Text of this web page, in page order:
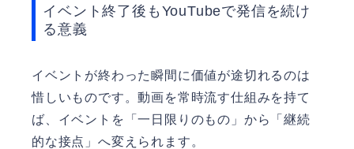
イベント終了後もYouTubeで発信を続け
る意義
イベントが終わった瞬間に価値が途切れるのは
惜しいものです。動画を常時流す仕組みを持て
ば、イベントを「一日限りのもの」から「継続
的な接点」へ変えられます。